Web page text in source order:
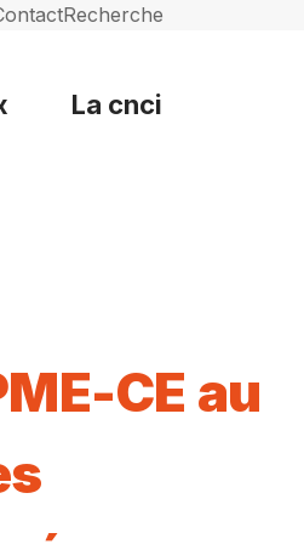
Recherche
La cnci
CE au